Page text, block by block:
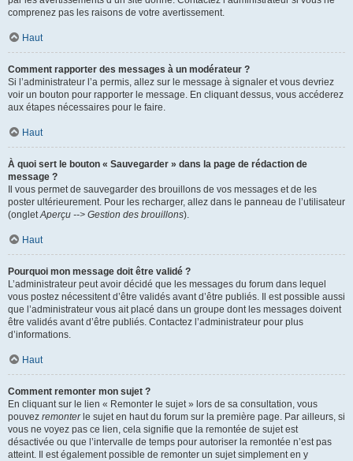
comprenez pas les raisons de votre avertissement.
Haut
Comment rapporter des messages à un modérateur ?
Si l’administrateur l’a permis, allez sur le message à signaler et vous devriez
voir un bouton pour rapporter le message. En cliquant dessus, vous accéderez
aux étapes nécessaires pour le faire.
Haut
À quoi sert le bouton « Sauvegarder » dans la page de rédaction de
message ?
Il vous permet de sauvegarder des brouillons de vos messages et de les
poster ultérieurement. Pour les recharger, allez dans le panneau de l’utilisateur
(ongletAperçu --> Gestion des brouillons).
Haut
Pourquoi mon message doit être validé ?
L’administrateur peut avoir décidé que les messages du forum dans lequel
vous postez nécessitent d’être validés avant d’être publiés. Il est possible aussi
que l’administrateur vous ait placé dans un groupe dont les messages doivent
être validés avant d’être publiés. Contactez l’administrateur pour plus
d’informations.
Haut
Comment remonter mon sujet ?
En cliquant sur le lien « Remonter le sujet » lors de sa consultation, vous
pouvez remonterle sujet en haut du forum sur la première page. Par ailleurs, si
vous ne voyez pas ce lien, cela signifie que la remontée de sujet est
désactivée ou que l’intervalle de temps pour autoriser la remontée n’est pas
atteint. Il est également possible de remonter un sujet simplement en y